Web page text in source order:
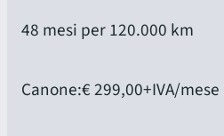
48 mesi per 120.000 km
Canone:€ 299,00+IVA/mese